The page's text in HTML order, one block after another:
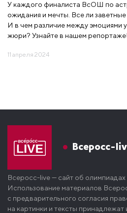
У каждого финалиста ВсОШ по
ожидания и мечты. Все ли
И в чем различие между эмоциями
жюри? Узнайте в нашем репортаже!
11 апреля 2024
Всеросс-
Всеросс-live — сайт об олимпиадах
Использование материалов
с предварительного согласия
на картинки и тексты принадлежат